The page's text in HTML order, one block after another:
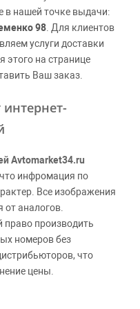
в нашей точке выдачи:
98 . Для клиентов
услуги доставки
на странице
Ваш заказ.
Avtomarket34.ru
инфромация по
Все изображения
от аналогов.
право производить
номеров без
что
цены.